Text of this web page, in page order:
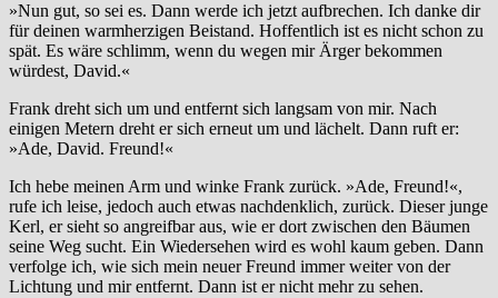
»Nun gut, so sei es. Dann werde ich jetzt aufbrechen. Ich danke dir
für deinen warmherzigen Beistand. Hoffentlich ist es nicht schon zu
spät. Es wäre schlimm, wenn du wegen mir Ärger bekommen
würdest, David.«
Frank dreht sich um und entfernt sich langsam von mir. Nach
einigen Metern dreht er sich erneut um und lächelt. Dann ruft er:
»Ade, David. Freund!«
Ich hebe meinen Arm und winke Frank zurück. »Ade, Freund!«,
rufe ich leise, jedoch auch etwas nachdenklich, zurück. Dieser junge
Kerl, er sieht so angreifbar aus, wie er dort zwischen den Bäumen
seine Weg sucht. Ein Wiedersehen wird es wohl kaum geben. Dann
verfolge ich, wie sich mein neuer Freund immer weiter von der
Lichtung und mir entfernt. Dann ist er nicht mehr zu sehen.